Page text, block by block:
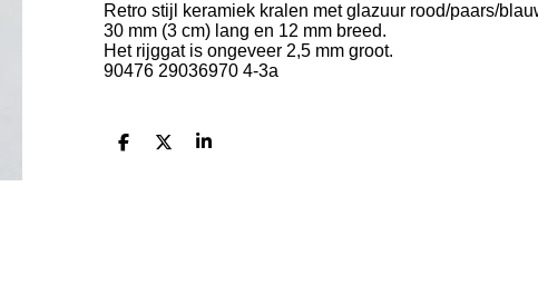
Retro stijl keramiek kralen met glazuur rood/paars/
30 mm (3 cm) lang en 12 mm breed.
Het rijggat is ongeveer 2,5 mm groot.
90476 29036970 4-3a
D
D
S